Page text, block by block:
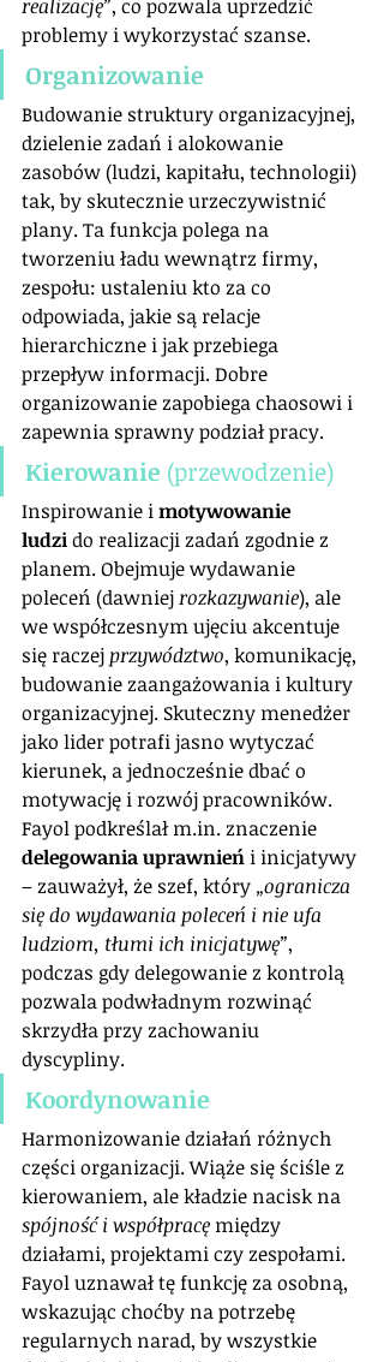
realizację”, co pozwala uprzedzić
problemy i wykorzystać szanse.
Organizowanie
Budowanie struktury organizacyjnej,
dzielenie zadań i alokowanie
zasobów (ludzi, kapitału, technologii)
tak, by skutecznie urzeczywistnić
plany. Ta funkcja polega na
tworzeniu ładu wewnątrz firmy,
zespołu: ustaleniu kto za co
odpowiada, jakie są relacje
hierarchiczne i jak przebiega
przepływ informacji. Dobre
organizowanie zapobiega chaosowi i
zapewnia sprawny podział pracy.
Kierowanie (przewodzenie)
Inspirowanie i motywowanie
ludzi do realizacji zadań zgodnie z
planem. Obejmuje wydawanie
poleceń (dawniej rozkazywanie), ale
we współczesnym ujęciu akcentuje
się raczej przywództwo, komunikację,
budowanie zaangażowania i kultury
organizacyjnej. Skuteczny menedżer
jako lider potrafi jasno wytyczać
kierunek, a jednocześnie dbać o
motywację i rozwój pracowników.
Fayol podkreślał m.in. znaczenie
delegowania uprawnień i inicjatywy
– zauważył, że szef, który „ogranicza
się do wydawania poleceń i nie ufa
ludziom, tłumi ich inicjatywę”,
podczas gdy delegowanie z kontrolą
pozwala podwładnym rozwinąć
skrzydła przy zachowaniu
dyscypliny.
Koordynowanie
Harmonizowanie działań różnych
części organizacji. Wiąże się ściśle z
kierowaniem, ale kładzie nacisk na
spójność i współpracę między
działami, projektami czy zespołami.
Fayol uznawał tę funkcję za osobną,
wskazując choćby na potrzebę
regularnych narad, by wszystkie